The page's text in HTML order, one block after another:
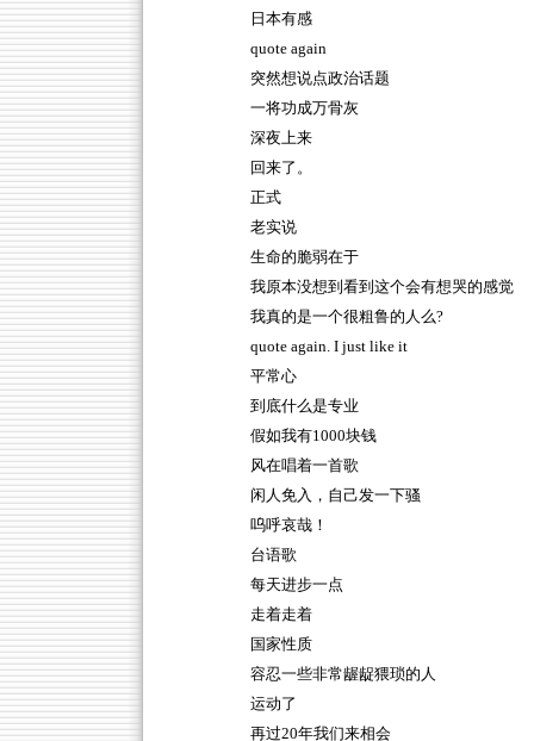
日本有感
quote again
突然想说点政治话题
一将功成万骨灰
深夜上来
回来了。
正式
老实说
生命的脆弱在于
我原本没想到看到这个会有想哭的感觉
我真的是一个很粗鲁的人么?
quote again. I just like it
平常心
到底什么是专业
假如我有1000块钱
风在唱着一首歌
闲人免入，自己发一下骚
呜呼哀哉！
台语歌
每天进步一点
走着走着
国家性质
容忍一些非常龌龊猥琐的人
运动了
再过20年我们来相会